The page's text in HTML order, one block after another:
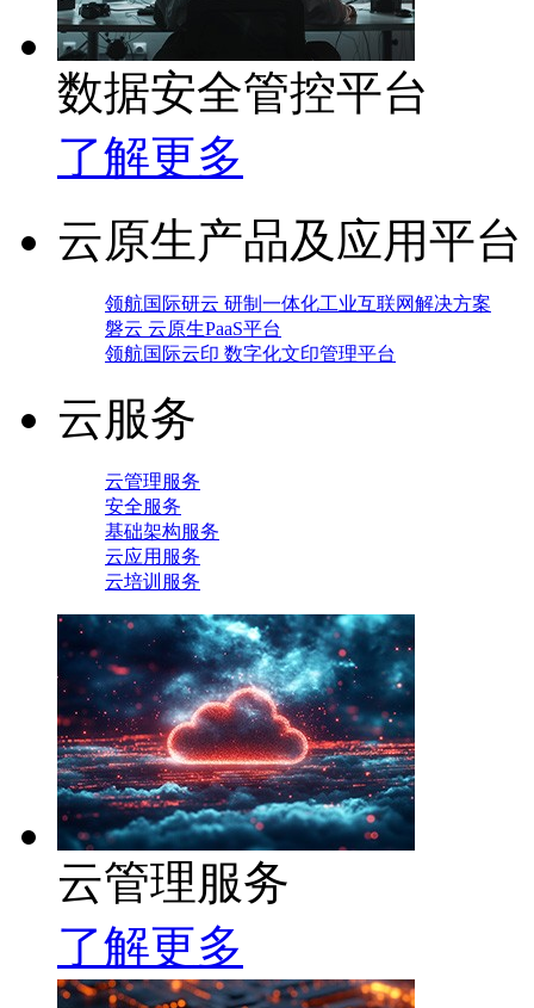
数据安全管控平台
了解更多
云原生产品及应用平台
领航国际研云 研制一体化工业互联网解决方案
磐云 云原生PaaS平台
领航国际云印 数字化文印管理平台
云服务
云管理服务
安全服务
基础架构服务
云应用服务
云培训服务
云管理服务
了解更多